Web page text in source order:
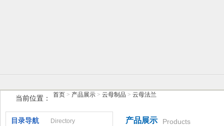
当前位置： 首页 > 产品展示 > 云母制品 > 云母法兰
目录导航 Directory 产品展示 Products